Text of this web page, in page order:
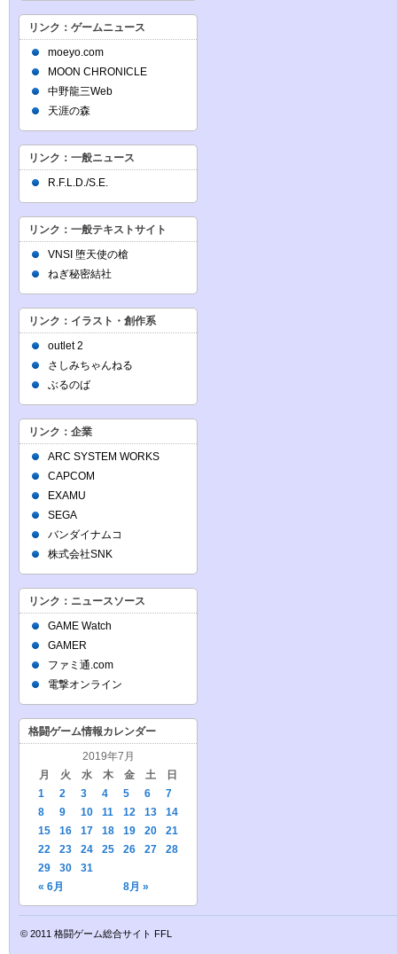
リンク：ゲームニュース
moeyo.com
MOON CHRONICLE
中野龍三Web
天涯の森
リンク：一般ニュース
R.F.L.D./S.E.
リンク：一般テキストサイト
VNSI 堕天使の槍
ねぎ秘密結社
リンク：イラスト・創作系
outlet 2
さしみちゃんねる
ぶるのば
リンク：企業
ARC SYSTEM WORKS
CAPCOM
EXAMU
SEGA
バンダイナムコ
株式会社SNK
リンク：ニュースソース
GAME Watch
GAMER
ファミ通.com
電撃オンライン
格闘ゲーム情報カレンダー
2019年7月
月
火 水 木 金 土 日
« 6月 8月 »
1 2 3 4 5 6
7
8
9 10 11 12 13
14
15
16 17 18 19 20
21
22
23 24 25 26 27
28
29
30 31
© 2011 格闘ゲーム総合サイト FFL